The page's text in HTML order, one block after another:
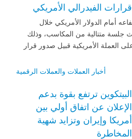
قرارات الفيدرالي الأمريكي
أمام الدولار الأمريكي خلال
جلسة متتالية من المكاسب، وذلك
الأمريكية قبيل صدور قرار
أخبار العملات والعملات الرقمية
البيتكوين ترتفع بقوة بدعم
الإعلان عن اتفاق أولي بين
أمريكا وإيران وتزايد شهية
المخاطرة